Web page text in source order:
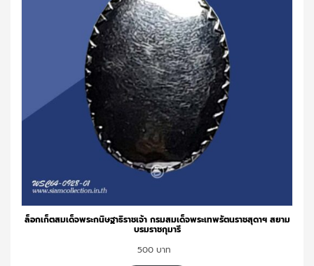
ล็อกเก็ตสมเด็จพระกนิษฐาธิราชเจ้า กรมสมเด็จพระเทพรัตนราชสุดาฯ สยาม
บรมราชกุมารี
500